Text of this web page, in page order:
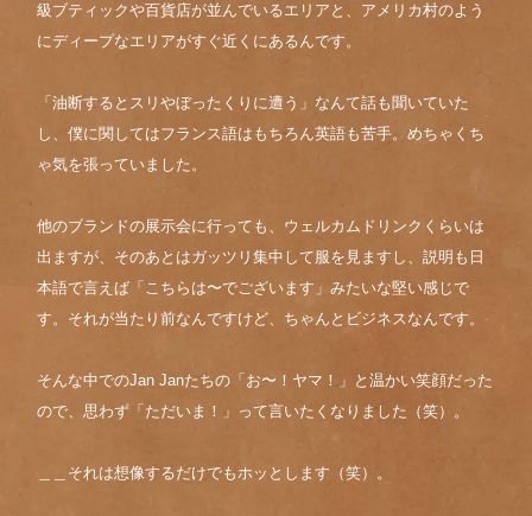
級ブティックや百貨店が並んでいるエリアと、アメリカ村のよう
にディープなエリアがすぐ近くにあるんです。
「油断するとスリやぼったくりに遭う」なんて話も聞いていた
し、僕に関してはフランス語はもちろん英語も苦手。めちゃくち
ゃ気を張っていました。
他のブランドの展示会に行っても、ウェルカムドリンクくらいは
出ますが、そのあとはガッツリ集中して服を見ますし、説明も日
本語で言えば「こちらは〜でございます」みたいな堅い感じで
す。それが当たり前なんですけど、ちゃんとビジネスなんです。
そんな中でのJan Janたちの「お〜！ヤマ！」と温かい笑顔だった
ので、思わず「ただいま！」って言いたくなりました（笑）。
＿＿それは想像するだけでもホッとします（笑）。